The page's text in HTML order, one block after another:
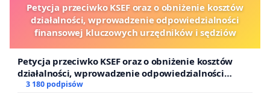
Petycja przeciwko KSEF oraz o obniżenie kosztów
działalności, wprowadzenie odpowiedzialności
finansowej kluczowych urzędników i sędziów
Petycja przeciwko KSEF oraz o obniżenie kosztów
działalności, wprowadzenie odpowiedzialności
finansowej kluczowych urzędników i sędziów
3 180 podpisów